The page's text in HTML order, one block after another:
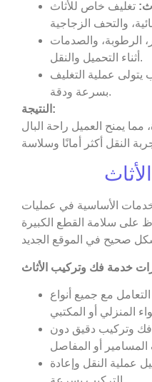
تغليف خاص للأثاث
الرطوبة، والصدمات
أثناء التحميل والنقل.
عملية التغليف
بسرعة ودقة.
النتيجة:
مما يمنح العميل راحة البال
الأساسية في عمليات
على سلامة القطع الكبيرة
مع جميع أنواع
وتركيب دقيق دون
عملية النقل وإعادة